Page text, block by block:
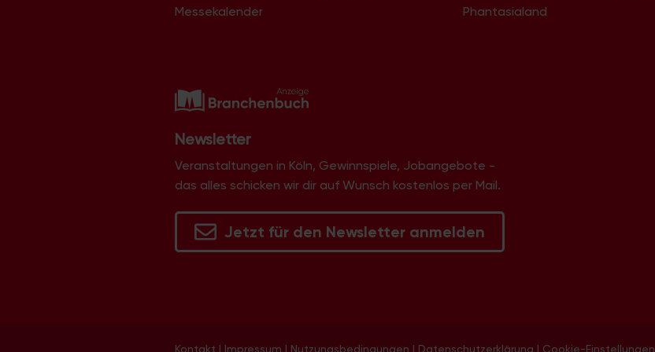
Messekalender
Phantasialand
Newsletter
Veranstaltungen in Köln, Gewinnspiele, Jobangebote -
das alles schicken wir dir auf Wunsch kostenlos per Mail.
Jetzt für den Newsletter anmelden
Kontakt | Impressum | Nutzungsbedingungen | Datenschutzerklärung | Cookie-Einstellungen